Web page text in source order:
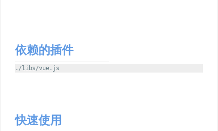
依赖的插件
./libs/vue.js
快速使用